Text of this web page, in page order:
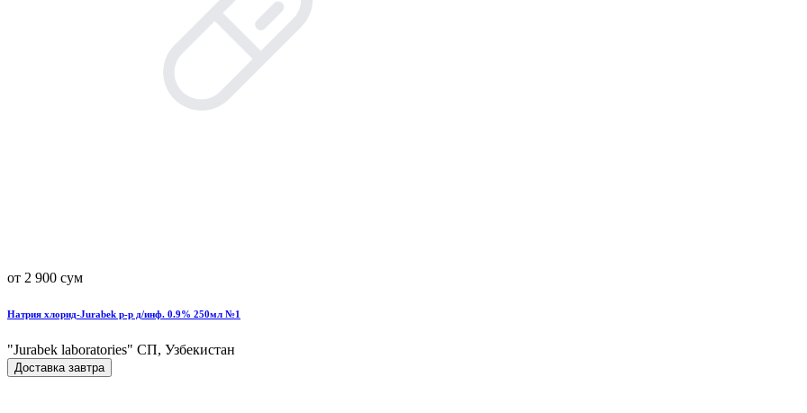
от 2 900 сум
Натрия хлорид-Jurabek р-р д/инф. 0.9% 250мл №1
"Jurabek laboratories" СП, Узбекистан
Доставка завтра